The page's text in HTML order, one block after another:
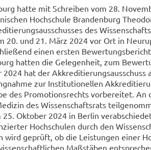
hatte mit Schrei­ben vom 28.
Hoch­schu­le Bran­den­burg
des
20. und 21. März 2024 vor Ort in
einen ers­ten
hat­ten die Ge­le­gen­heit, zum
2024 hat der
zur In­sti­tu­tio­nel­len
des Pro­mo­ti­ons­rechts vor­be­rei­tet. An
des Wis­sen­schafts­rats
25. Ok­to­ber 2024 in Ber­lin
Hoch­schu­len durch den
wird ge­prüft, ob die Leis­tun­gen einer
Maß­stä­ben